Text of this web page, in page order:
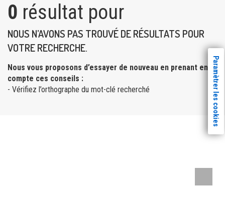
0 résultat pour
NOUS N’AVONS PAS TROUVÉ DE RÉSULTATS POUR
VOTRE RECHERCHE.
Nous vous proposons d’essayer de nouveau en prenant en
compte ces conseils :
- Vérifiez l’orthographe du mot-clé recherché
Paramètrer les cookies